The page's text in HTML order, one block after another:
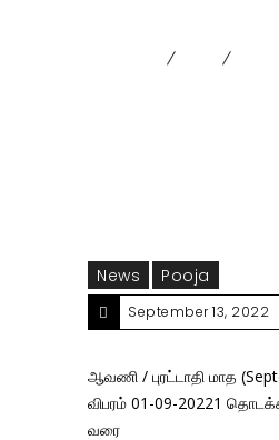
News Pooja
September 13, 2022
ஆவணி / புரட்டாதி மாத
விபரம் 01-09-20221
வரை